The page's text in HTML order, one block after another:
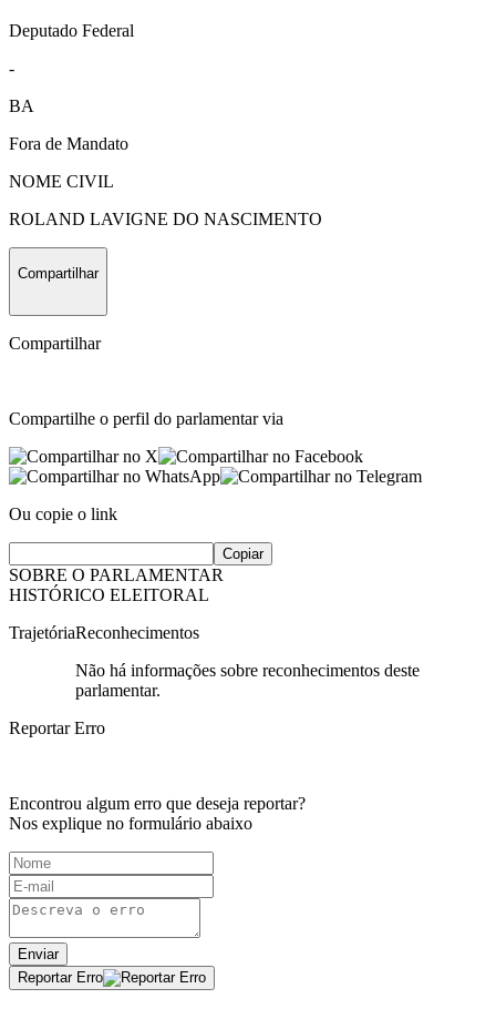
Deputado Federal
-
BA
Fora de Mandato
NOME CIVIL
ROLAND LAVIGNE DO NASCIMENTO
Compartilhar
Compartilhar
Compartilhe o perfil do parlamentar via
Ou copie o link
Copiar
SOBRE O PARLAMENTAR
HISTÓRICO ELEITORAL
TrajetóriaReconhecimentos
Não há informações sobre reconhecimentos deste
parlamentar.
Reportar Erro
Encontrou algum erro que deseja reportar?
Nos explique no formulário abaixo
Enviar
Reportar Erro